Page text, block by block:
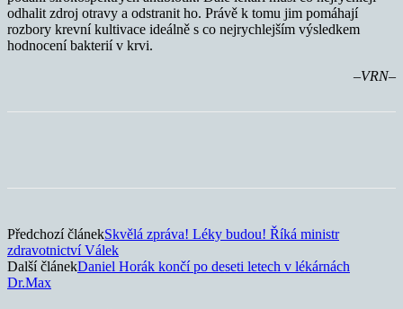
odhalit zdroj otravy a odstranit ho. Právě k tomu jim pomáhají
rozbory krevní kultivace ideálně s co nejrychlejším výsledkem
hodnocení bakterií v krvi.
–VRN–
Předchozí článekSkvělá zpráva! Léky budou! Říká ministr
zdravotnictví Válek
Další článekDaniel Horák končí po deseti letech v lékárnách
Dr.Max